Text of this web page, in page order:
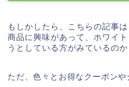
もしかしたら、こちらの記事
商品に興味があって、ホワイ
うとしている方がみているのか
ただ、色々とお得なクーポン